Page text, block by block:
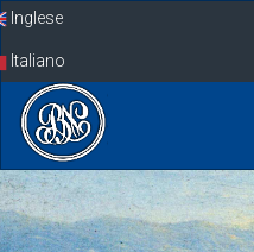
SkipInglese
Italiano